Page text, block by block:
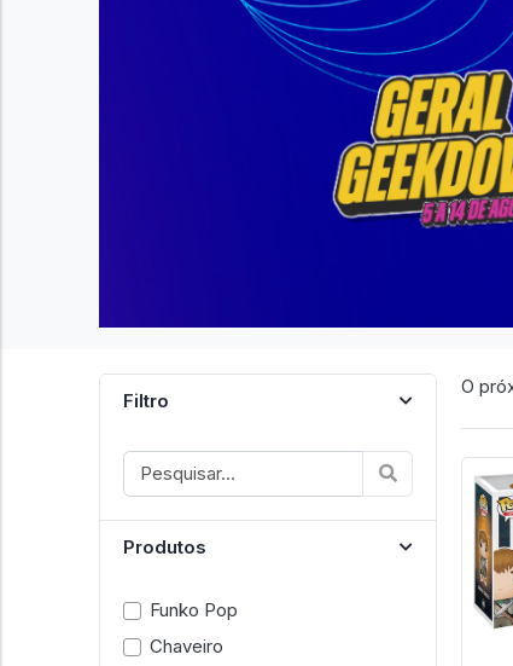
Filtro
Produtos
Funko Pop
Chaveiro
O